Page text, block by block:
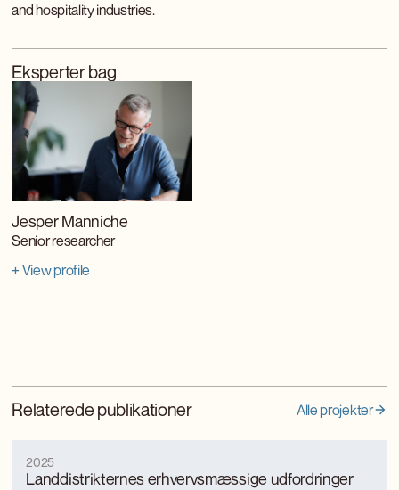
and hospitality industries.
Eksperter bag
Jesper Manniche
Senior researcher
+ View profile
Relaterede publikationer Alle projekter
Landdistrikternes erhvervsmæssige udfordringer
2025